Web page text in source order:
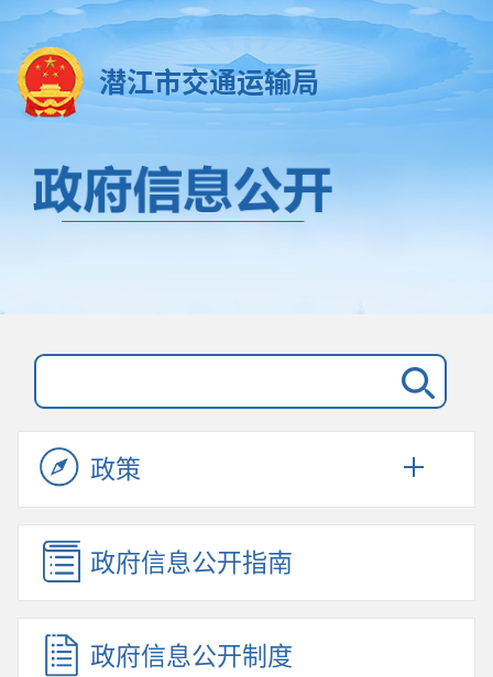
潜江市交通运输局
政策
政府信息公开指南
政府信息公开制度